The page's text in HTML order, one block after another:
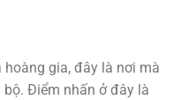
gia, đây là nơi mà
Điểm nhấn ở đây là